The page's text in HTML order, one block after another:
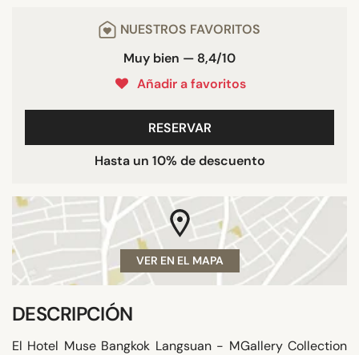
NUESTROS FAVORITOS
Muy bien — 8,4/10
Añadir a favoritos
RESERVAR
Hasta un 10% de descuento
VER EN EL MAPA
DESCRIPCIÓN
El Hotel Muse Bangkok Langsuan - MGallery Collection